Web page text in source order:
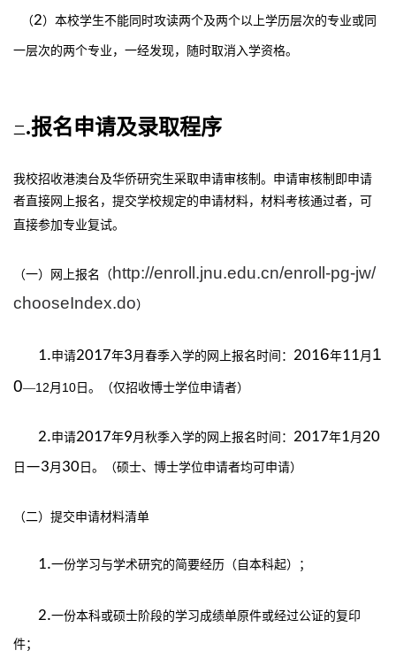
（2）本校学生不能同时攻读两个及两个以上学历层次的专业或同
一层次的两个专业，一经发现，随时取消入学资格。
二.报名申请及录取程序
我校招收港澳台及华侨研究生采取申请审核制。申请审核制即申请
者直接网上报名，提交学校规定的申请材料，材料考核通过者，可
直接参加专业复试。
（一）网上报名 （ http://enroll.jnu.edu.cn/enroll-pg-jw/
chooseIndex.do）
1.申请2017年3月春季入学的网上报名时间： 2016年11月 1
0—12月 10 日。（仅招收博士学位申请者）
2.申请2017年9月秋季入学的网上报名时间： 2017年1月 20
日 —3月 30 日。（硕士、博士学位申请者均可申请）
（二）提交申请材料清单
1.一份学习与学术研究的简要经历（自本科起）；
2.一份本科或硕士阶段的学习成绩单原件或经过公证的复印
件；